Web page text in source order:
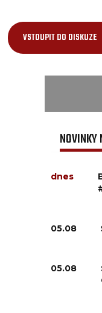
VSTOUPIT DO DISKUZE
NOVINKY
dnes
05.08
05.08